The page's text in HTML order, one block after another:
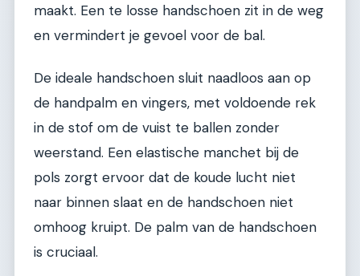
maakt. Een te losse handschoen zit in de weg
en vermindert je gevoel voor de bal.
De ideale handschoen sluit naadloos aan op
de handpalm en vingers, met voldoende rek
in de stof om de vuist te ballen zonder
weerstand. Een elastische manchet bij de
pols zorgt ervoor dat de koude lucht niet
naar binnen slaat en de handschoen niet
omhoog kruipt. De palm van de handschoen
is cruciaal.